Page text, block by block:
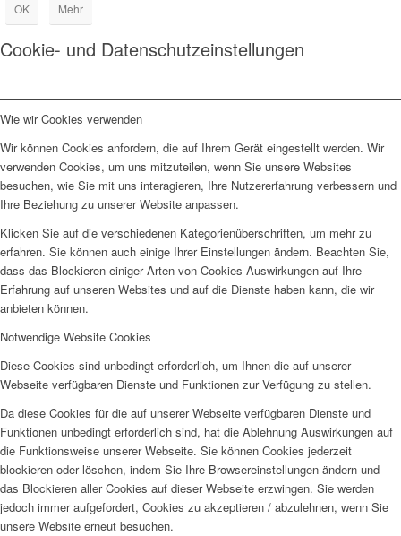
OK Mehr
Cookie- und Datenschutzeinstellungen
Wie wir Cookies verwenden
Wir können Cookies anfordern, die auf Ihrem Gerät eingestellt werden. Wir
verwenden Cookies, um uns mitzuteilen, wenn Sie unsere Websites
besuchen, wie Sie mit uns interagieren, Ihre Nutzererfahrung verbessern und
Ihre Beziehung zu unserer Website anpassen.
Klicken Sie auf die verschiedenen Kategorienüberschriften, um mehr zu
erfahren. Sie können auch einige Ihrer Einstellungen ändern. Beachten Sie,
dass das Blockieren einiger Arten von Cookies Auswirkungen auf Ihre
Erfahrung auf unseren Websites und auf die Dienste haben kann, die wir
anbieten können.
Notwendige Website Cookies
Diese Cookies sind unbedingt erforderlich, um Ihnen die auf unserer
Webseite verfügbaren Dienste und Funktionen zur Verfügung zu stellen.
Da diese Cookies für die auf unserer Webseite verfügbaren Dienste und
Funktionen unbedingt erforderlich sind, hat die Ablehnung Auswirkungen auf
die Funktionsweise unserer Webseite. Sie können Cookies jederzeit
blockieren oder löschen, indem Sie Ihre Browsereinstellungen ändern und
das Blockieren aller Cookies auf dieser Webseite erzwingen. Sie werden
jedoch immer aufgefordert, Cookies zu akzeptieren / abzulehnen, wenn Sie
unsere Website erneut besuchen.